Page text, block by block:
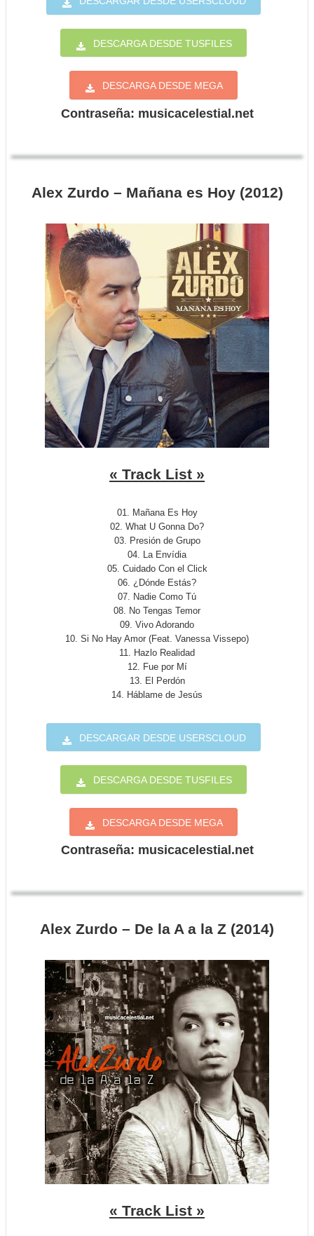
DESCARGA DESDE TUSFILES
DESCARGA DESDE MEGA
Contraseña: musicacelestial.net
Alex Zurdo – Mañana es Hoy (2012)
« Track List »
01. Mañana Es Hoy
02. What U Gonna Do?
03. Presión de Grupo
04. La Envídia
05. Cuidado Con el Click
06. ¿Dónde Estás?
07. Nadie Como Tú
08. No Tengas Temor
09. Vivo Adorando
10. Si No Hay Amor (Feat. Vanessa Vissepo)
11. Hazlo Realidad
12. Fue por Mí
13. El Perdón
14. Háblame de Jesús
DESCARGAR DESDE USERSCLOUD
DESCARGA DESDE TUSFILES
DESCARGA DESDE MEGA
Contraseña: musicacelestial.net
Alex Zurdo – De la A a la Z (2014)
« Track List »